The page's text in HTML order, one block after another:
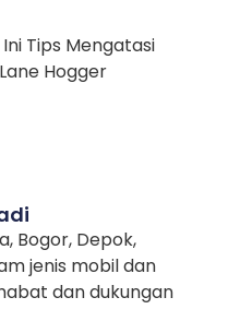
Bogor, Depok,
jenis mobil dan
dan dukungan
Tips Mengatasi
Hogger